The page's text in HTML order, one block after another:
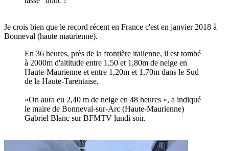
Je crois bien que le record récent en France c'est en janvier 2018 à
Bonneval (haute maurienne).
En 36 heures, près de la frontière italienne, il est tombé
à 2000m d'altitude entre 1,50 et 1,80m de neige en
Haute-Maurienne et entre 1,20m et 1,70m dans le Sud
de la Haute-Tarentaise.
«On aura eu 2,40 m de neige en 48 heures », a indiqué
le maire de Bonneval-sur-Arc (Haute-Maurienne)
Gabriel Blanc sur BFMTV lundi soir.